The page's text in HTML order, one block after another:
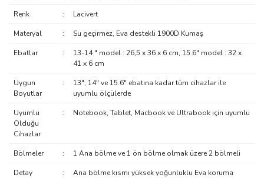
Renk : Lacivert
Materyal : Su geçirmez, Eva destekli 1900D Kumaş
Ebatlar :
13-14 " model : 26,5 x 36 x 6 cm, 15.6" model : 32 x
41 x 6 cm
Uygun
Boyutlar
:
13", 14" ve 15.6" ebatına kadar tüm cihazlar ile
uyumlu ölçülerde
Uyumlu
Olduğu
Cihazlar
: Notebook, Tablet, Macbook ve Ultrabook için uyumlu
Bölmeler : 1 Ana bölme ve 1 ön bölme olmak üzere 2 bölmeli
Detay : Ana bölme kısmı yüksek yoğunluklu Eva koruma